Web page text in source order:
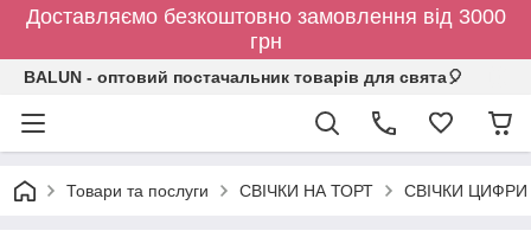
Доставляємо безкоштовно замовлення від 3000
грн
BALUN - оптовий постачальник товарів для свята🎈
Товари та послуги СВІЧКИ НА ТОРТ СВІЧКИ ЦИФРИ